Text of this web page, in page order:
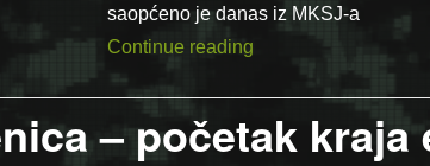
saopćeno je danas iz MKSJ-a
Continue reading“Skup u sjedištu
– početak